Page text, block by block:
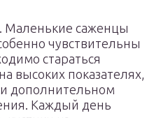
Маленькие саженцы
чувствительны
стараться
высоких показателях,
дополнительном
Каждый день